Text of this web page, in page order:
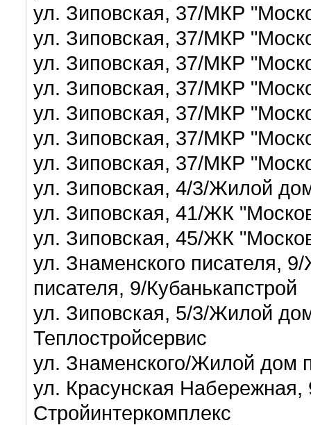
ул. Зиповская, 37/МКР
ул. Зиповская, 37/МКР
ул. Зиповская, 37/МКР
ул. Зиповская, 37/МКР
ул. Зиповская, 37/МКР
ул. Зиповская, 37/МКР
ул. Зиповская, 37/МКР
ул. Зиповская, 4/3/Жилой
ул. Зиповская, 41/ЖК
ул. Зиповская, 45/ЖК
ул. Знаменского писателя,
писателя, 9/Кубанькапстрой
ул. Зиповская, 5/3/Жилой
Теплостройсервис
ул. Знаменского/Жилой дом
ул. Красунская
Стройинтеркомплекс